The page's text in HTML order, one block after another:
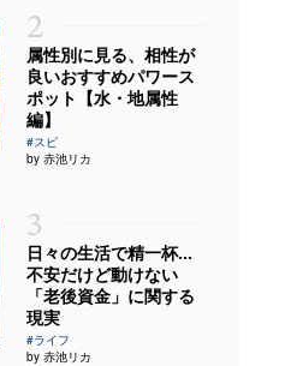
2
属性別に見る、相性が
良いおすすめパワース
ポット【水・地属性
編】
#スピ
by 赤池リカ
3
日々の生活で精一杯…
不安だけど動けない
「老後資金」に関する
現実
#ライフ
by 赤池リカ